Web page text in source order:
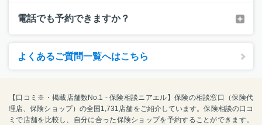
電話でも予約できますか？
よくあるご質問一覧へはこちら
【口コミ※・掲載店舗数No.1 - 保険相談ニアエル】保険の相談窓口（保険代
理店、保険ショップ）の全国1,731店舗をご紹介しています。保険相談の口コ
ミで店舗を比較し、自分に合った保険ショップを予約することができます。